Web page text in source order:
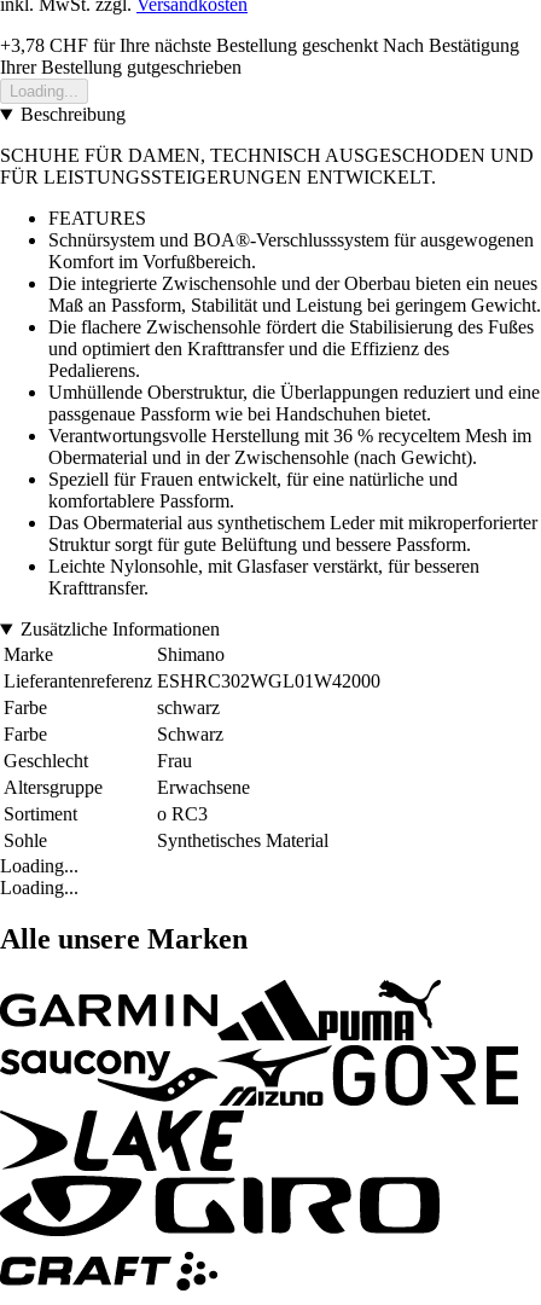
inkl. MwSt. zzgl. Versandkosten
+3,78 CHF für Ihre nächste Bestellung geschenkt Nach Bestätigung
Ihrer Bestellung gutgeschrieben
Loading...
Beschreibung
SCHUHE FÜR DAMEN, TECHNISCH AUSGESCHODEN UND
FÜR LEISTUNGSSTEIGERUNGEN ENTWICKELT.
FEATURES
Schnürsystem und BOA®-Verschlusssystem für ausgewogenen
Komfort im Vorfußbereich.
Die integrierte Zwischensohle und der Oberbau bieten ein neues
Maß an Passform, Stabilität und Leistung bei geringem Gewicht.
Die flachere Zwischensohle fördert die Stabilisierung des Fußes
und optimiert den Krafttransfer und die Effizienz des
Pedalierens.
Umhüllende Oberstruktur, die Überlappungen reduziert und eine
passgenaue Passform wie bei Handschuhen bietet.
Verantwortungsvolle Herstellung mit 36 % recyceltem Mesh im
Obermaterial und in der Zwischensohle (nach Gewicht).
Speziell für Frauen entwickelt, für eine natürliche und
komfortablere Passform.
Das Obermaterial aus synthetischem Leder mit mikroperforierter
Struktur sorgt für gute Belüftung und bessere Passform.
Leichte Nylonsohle, mit Glasfaser verstärkt, für besseren
Krafttransfer.
Zusätzliche Informationen
Marke
Shimano
Lieferantenreferenz ESHRC302WGL01W42000
Farbe
schwarz
Farbe
Schwarz
Geschlecht
Frau
Altersgruppe
Erwachsene
Sortiment
o RC3
Sohle
Synthetisches Material
Loading...
Loading...
Alle unsere Marken